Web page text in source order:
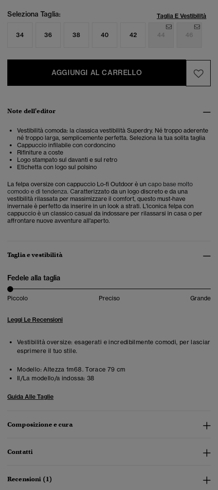
Seleziona Taglia: Taglia E Vestibilità
34 36 38 40 42 44 46
AGGIUNGI AL CARRELLO
Note dell'editor
Vestibilità comoda: la classica vestibilità Superdry. Né troppo aderente
né troppo larga, semplicemente perfetta. Seleziona la tua solita taglia
Cappuccio infilabile con cordoncino
Rifiniture a coste
Logo stampato sul davanti e sul retro
Etichetta con logo sul polsino
La felpa oversize con cappuccio Lo-fi Outdoor è un capo base molto
comodo e di tendenza. Caratterizzato da un logo discreto e da una
vestibilità rilassata per massimizzare il comfort, questo must-have
invernale è perfetto da inserire in un look a strati. L'iconica felpa con
cappuccio è un classico casual da indossare per rilassarsi in casa o per
affrontare nuove avventure all'aperto.
Taglia e vestibilità
Fedele alla taglia
Piccolo Preciso Grande
Leggi Le Recensioni
Vestibilità oversize: esagerati e incredibilmente comodi, per lasciar
esprimere il tuo stile.
Modello: Altezza 1m68. Torace 79 cm
Il/La modello/a indossa: 38
Guida Alle Taglie
Composizione e cura
Contatti
Recensioni (1)